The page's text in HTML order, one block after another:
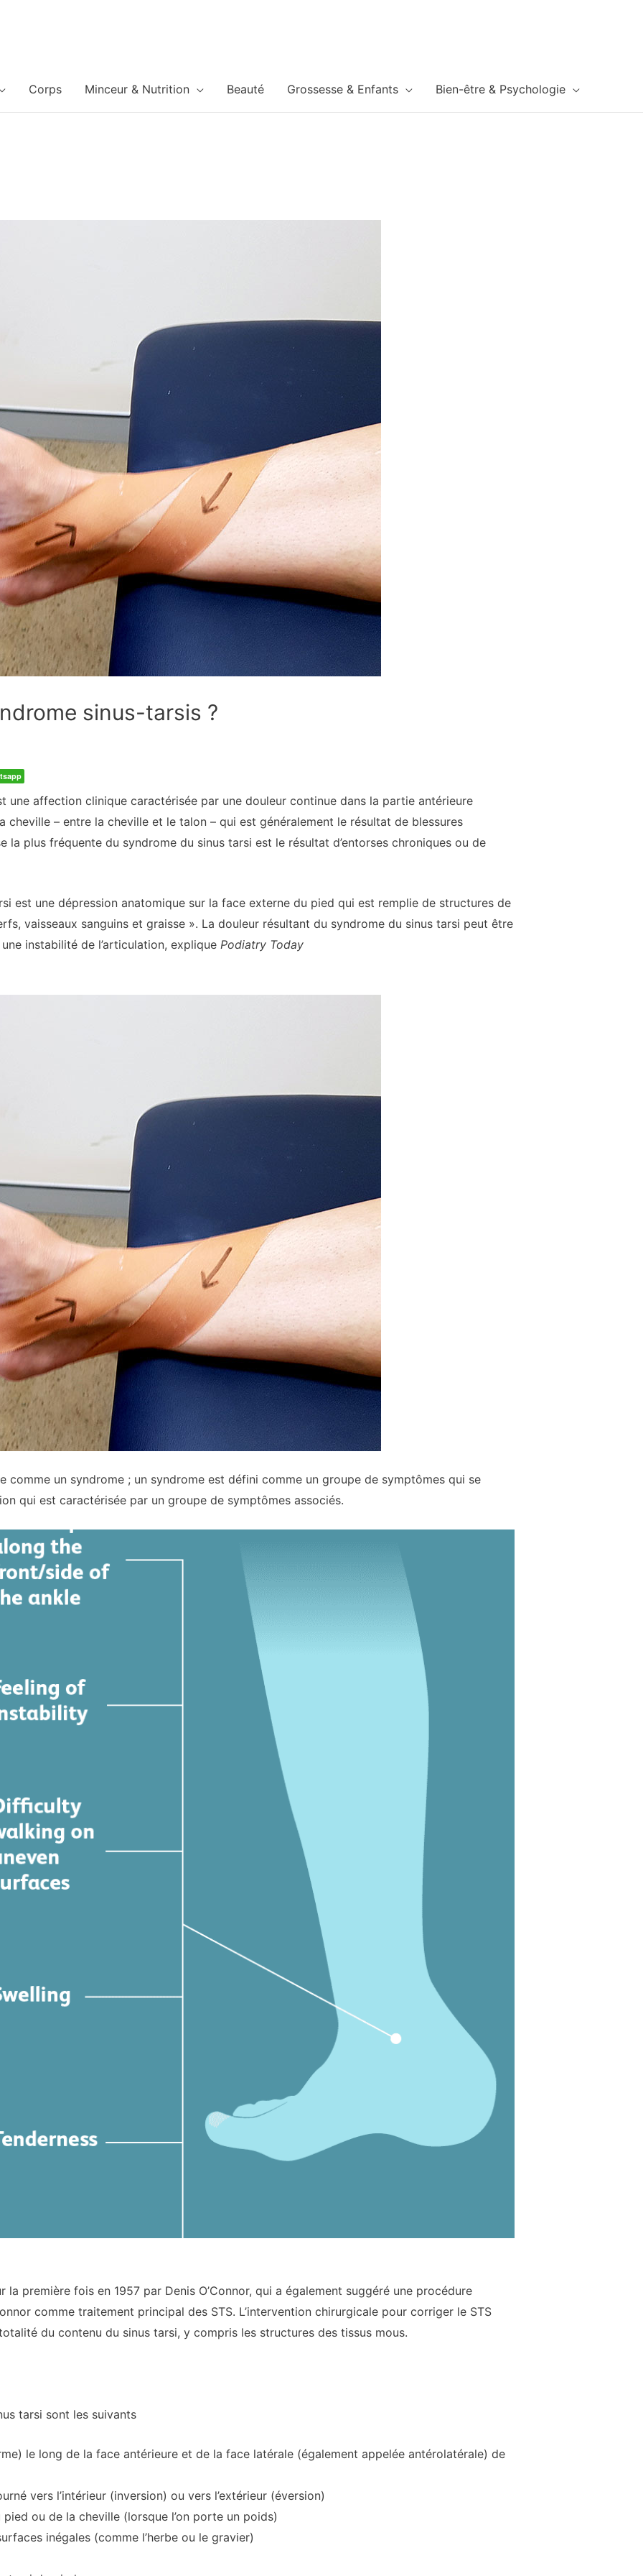
Corps Minceur & Nutrition Beauté Grossesse & Enfants Bien-être & Psychologie
sinus-tarsis ?
une affection clinique caractérisée par une douleur continue dans la partie antérieure
– entre la cheville et le talon – qui est généralement le résultat de blessures
la plus fréquente du syndrome du sinus tarsi est le résultat d’entorses chroniques ou de
est une dépression anatomique sur la face externe du pied qui est remplie de structures de
vaisseaux sanguins et graisse ». La douleur résultant du syndrome du sinus tarsi peut être
instabilité de l’articulation, explique Podiatry Today
comme un syndrome ; un syndrome est défini comme un groupe de symptômes qui se
qui est caractérisée par un groupe de symptômes associés.
première fois en 1957 par Denis O’Connor, qui a également suggéré une procédure
comme traitement principal des STS. L’intervention chirurgicale pour corriger le STS
du contenu du sinus tarsi, y compris les structures des tissus mous.
tarsi sont les suivants
le long de la face antérieure et de la face latérale (également appelée antérolatérale) de
vers l’intérieur (inversion) ou vers l’extérieur (éversion)
ou de la cheville (lorsque l’on porte un poids)
inégales (comme l’herbe ou le gravier)